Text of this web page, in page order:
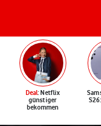
Deal: Netflix
günstiger
bekommen